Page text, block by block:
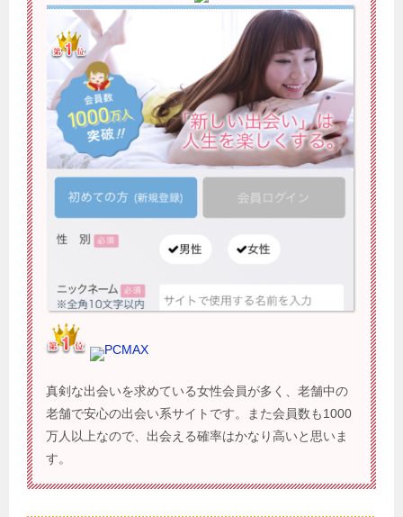
PCMAX
真剣な出会いを求めている女性会員が多く、老舗中の
老舗で安心の出会い系サイトです。また会員数も1000
万人以上なので、出会える確率はかなり高いと思いま
す。